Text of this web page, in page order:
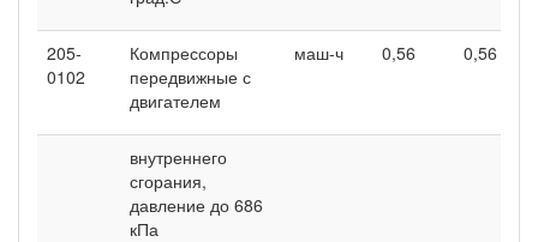
205-
0102
Компрессоры
передвижные с
двигателем
маш-ч 0,56 0,56
внутреннего
сгорания,
давление до 686
кПа